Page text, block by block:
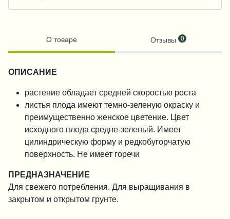
О товаре Отзывы 0
ОПИСАНИЕ
растение обладает средней скоростью роста
листья плода имеют темно-зеленую окраску и
преимущественно женское цветение. Цвет
исходного плода средне-зеленый. Имеет
цилиндрическую форму и редкобугорчатую
поверхность. Не имеет горечи
ПРЕДНАЗНАЧЕНИЕ
Для свежего потребления. Для выращивания в
закрытом и открытом грунте.